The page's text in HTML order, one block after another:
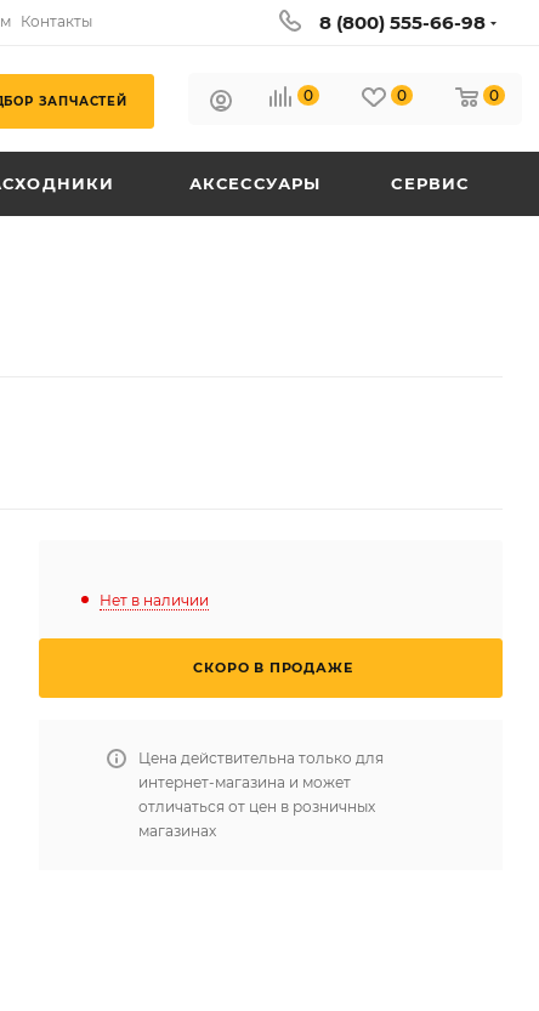
Контакты 8 (800) 555-66-98
ЗАПЧАСТЕЙ 0 0 0
АКСЕССУАРЫ СЕРВИС
Нет в наличии
СКОРО В ПРОДАЖЕ
Цена действительна только для
интернет-магазина и может
отличаться от цен в розничных
магазинах